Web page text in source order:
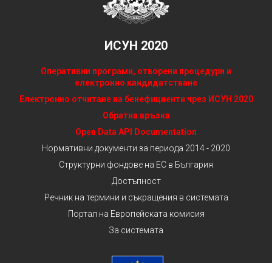
ИСУН 2020
Оперативни програми, отворени процедури и
електронно кандидатстване
Електронно отчитане на бенефициенти чрез ИСУН 2020
Обратна връзка
Open Data API Documentation
Нормативни документи за периода 2014 - 2020
Структурни фондове на ЕС в България
Достъпност
Речник на термини и съкращения в системата
Портал на Европейската комисия
За системата